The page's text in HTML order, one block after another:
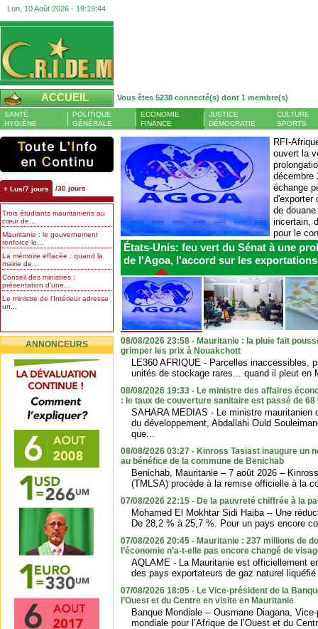
Lun, 10 Août 2026 - 19:19:44
ACCUEIL Vous êtes 5238 connecté(s) dont 1 membre(s)
SANTÉ
HYGIÈNE
POLITIQUE
GÉNÉRALE
ECONOMIE
FINANCE
JUSTICE
DÉMOCRATIE
CULTURE
SPORTS
+ Lus/7 jours /30 jours
Trois étudiants mauritaniens au
cœur de...
Mauritanie : le gouvernement
renforce le...
La mémoire effacée : quand la
mairie de...
Conseil des ministres :
présentation d’une...
Le ministre de l’Intérieur adresse
un...
RFI-
ouvert la
décembre
échange
d'exporter
de
incertain,
pour le
États-Unis: feu vert du Sénat à une
de l'Agoa, l'accord sur les
: production en légère hausse sur la plus grande
d’or de Mauritanie à mi-2026
AGENCE ECOFIN - Aux côtés
du minerai de fer, l’or constitue
le principal produit minier
exploité en Mauritanie. Une
filière encore largement portée
par la mine d’or Tasiast, l’une
des plus grandes
Banque centrale :
atteint 13 % et
l’année, contre...
ANNONCEURS
08/08/2026 23:58 - Mauritanie : la pluie fait
grimper les prix à Nouakchott
LE360 AFRIQUE - Parcelles inaccessibles,
unités de stockage rares... quand il pleut en
08/08/2026 19:33 - Le ministre des affaires
: le taux de couverture sanitaire est passé de 68
SAHARA MEDIAS - Le ministre mauritanien
du développement, Abdallahi Ould
que...
08/08/2026 03:27 - Kinross Tasiast inaugure un
au bénéfice de la commune de Benichab
Benichab, Mauritanie – 7 août 2026 –
(TMLSA) procède à la remise officielle à la
07/08/2026 22:15 - De la pauvreté chiffrée à la
Mohamed El Mokhtar Sidi Haiba -- Une
De 28,2 % à 25,7 %. Pour un pays encore
07/08/2026 20:45 - Mauritanie : 237 millions de
l’économie n’a-t-elle pas encore changé de
AQLAME - La Mauritanie est officiellement
des pays exportateurs de gaz naturel
07/08/2026 18:05 - Le Vice-président de la
l’Ouest et du Centre en visite en Mauritanie
Banque Mondiale -- Ousmane Diagana,
mondiale pour l’Afrique de l’Ouest et du